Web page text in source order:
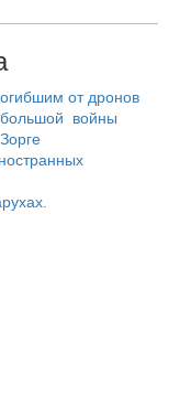
от дронов
большой войны